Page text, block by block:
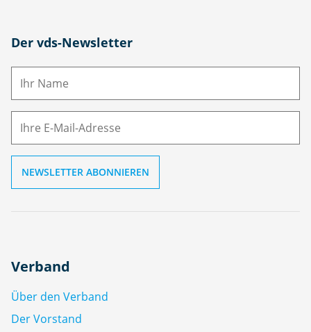
Der vds-Newsletter
N
M
Verband
Über den Verband
Der Vorstand